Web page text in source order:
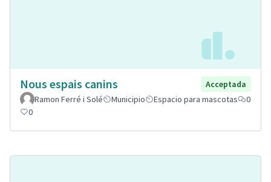
Nous espais canins
Acceptada
Ramon Ferré i Solé
Municipio Espacio para mascotas
0
0